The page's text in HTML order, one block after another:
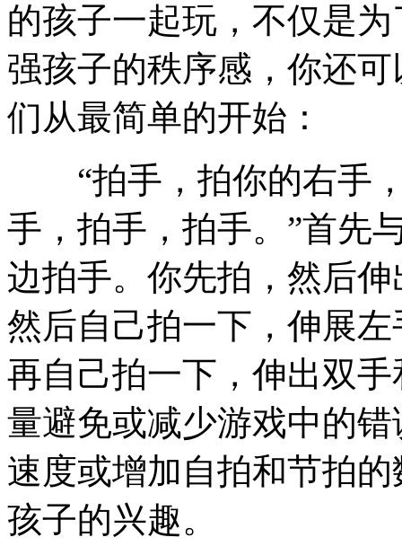
的孩子一起玩，不仅是
强孩子的秩序感，你还
们从最简单的开始：
“拍手，拍你的右手，
手，拍手，拍手。”首先
边拍手。你先拍，然后
然后自己拍一下，伸展
再自己拍一下，伸出双
量避免或减少游戏中的
速度或增加自拍和节拍
孩子的兴趣。